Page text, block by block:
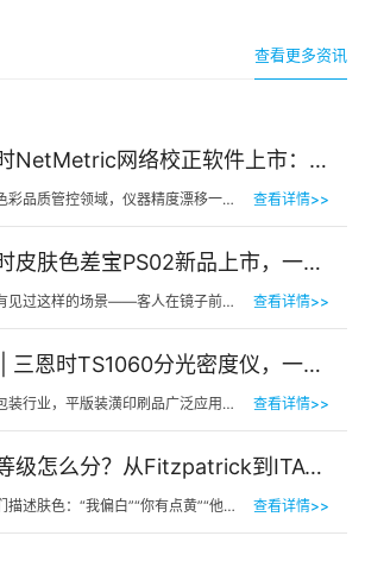
查看更多资讯
三恩时NetMetric网络校正软件上市：告别返厂，15分钟让测色仪“恢复出厂精度”
在工业色彩品质管控领域，仪器精度漂移一直是制造企业挥之不去的隐痛。同一批货，A车间测合格、B车间测不合… 查看详情>>
三恩时皮肤色差宝PS02新品上市，一键测出你的精准肤色等级
你有没有见过这样的场景——客人在镜子前端详半天，问：“我是不是白了一点？”美容师… 查看详情>>
新品 | 三恩时TS1060分光密度仪，一机覆盖平版装潢印刷品色密度与色差检测
在印刷包装行业，平版装潢印刷品广泛应用于包装工艺品、日化标签、节日用品等场景，客户对同一批次产品的色… 查看详情>>
肤色等级怎么分？从Fitzpatrick到ITA°，三恩时皮肤测色仪让肤色“数字化”
以前我们描述肤色：“我偏白”“你有点黄”“他挺黑”……现在… 查看详情>>